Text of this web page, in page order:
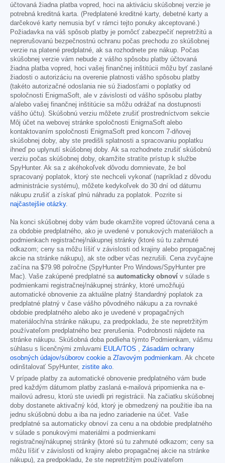
účtovaná žiadna platba vopred, hoci na aktiváciu skúšobnej verzie je
potrebná kreditná karta. (Predplatené kreditné karty, debetné karty a
darčekové karty nemusia byť v rámci tejto ponuky akceptované.)
Požiadavka na váš spôsob platby je pomôcť zabezpečiť nepretržitú a
neprerušovanú bezpečnostnú ochranu počas prechodu zo skúšobnej
verzie na platené predplatné, ak sa rozhodnete pre nákup. Počas
skúšobnej verzie vám nebude z vášho spôsobu platby účtovaná
žiadna platba vopred, hoci vašej finančnej inštitúcii môžu byť zaslané
žiadosti o autorizáciu na overenie platnosti vášho spôsobu platby
(takéto autorizačné odoslania nie sú žiadosťami o poplatky od
spoločnosti EnigmaSoft, ale v závislosti od vášho spôsobu platby
a/alebo vašej finančnej inštitúcie sa môžu odrážať na dostupnosti
vášho účtu). Skúšobnú verziu môžete zrušiť prostredníctvom sekcie
Môj účet na webovej stránke spoločnosti EnigmaSoft alebo
kontaktovaním spoločnosti EnigmaSoft pred koncom 7-dňovej
skúšobnej doby, aby ste predišli splatnosti a spracovaniu poplatku
ihneď po uplynutí skúšobnej doby. Ak sa rozhodnete zrušiť skúšobnú
verziu počas skúšobnej doby, okamžite stratíte prístup k službe
SpyHunter. Ak sa z akéhokoľvek dôvodu domnievate, že bol
spracovaný poplatok, ktorý ste nechceli vykonať (napríklad z dôvodu
administrácie systému), môžete kedykoľvek do 30 dní od dátumu
nákupu zrušiť a získať plnú náhradu za poplatok. Pozrite si
najčastejšie otázky.
Na konci skúšobnej doby vám bude okamžite vopred účtovaná cena a
za obdobie predplatného, ako je uvedené v ponukových materiáloch a
podmienkach registračnej/nákupnej stránky (ktoré sú tu zahrnuté
odkazom; ceny sa môžu líšiť v závislosti od krajiny alebo propagačnej
akcie na stránke nákupu), ak ste odber včas nezrušili. Cena zvyčajne
začína na $79.98 polročne (SpyHunter Pro Windows/SpyHunter pre
Mac). Vaše zakúpené predplatné sa automaticky obnoví v súlade s
podmienkami registračnej/nákupnej stránky, ktoré umožňujú
automatické obnovenie za aktuálne platný štandardný poplatok za
predplatné platný v čase vášho pôvodného nákupu a za rovnaké
obdobie predplatného alebo ako je uvedené v propagačných
materiáloch/na stránke nákupu, za predpokladu, že ste nepretržitým
používateľom predplatného bez prerušenia. Podrobnosti nájdete na
stránke nákupu. Skúšobná doba podlieha týmto Podmienkam, vášmu
súhlasu s licenčnými zmluvami EULA/TOS , Zásadám ochrany
osobných údajov/súborov cookie a Zľavovým podmienkam. Ak chcete
odinštalovať SpyHunter, zistite ako.
V prípade platby za automatické obnovenie predplatného vám bude
pred každým dátumom platby zaslaná e-mailová pripomienka na e-
mailovú adresu, ktorú ste uviedli pri registrácii. Na začiatku skúšobnej
doby dostanete aktivačný kód, ktorý je obmedzený na použitie iba na
jednu skúšobnú dobu a iba na jedno zariadenie na účet. Vaše
predplatné sa automaticky obnoví za cenu a na obdobie predplatného
v súlade s ponukovými materiálmi a podmienkami
registračnej/nákupnej stránky (ktoré sú tu zahrnuté odkazom; ceny sa
môžu líšiť v závislosti od krajiny alebo propagačnej akcie na stránke
nákupu), za predpokladu, že ste nepretržitým používateľom